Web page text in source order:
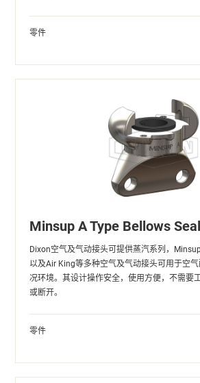
零件
Minsup A Type Bellows
Dixon空气及气动接头可提供蒸汽系列，
以及Air King等多种空气及气动接头可用于空
况环境。其设计操作安全，使用方便，不需要
或断开。
零件